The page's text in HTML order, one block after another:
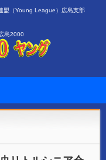
（Young League）広島支部
島2000